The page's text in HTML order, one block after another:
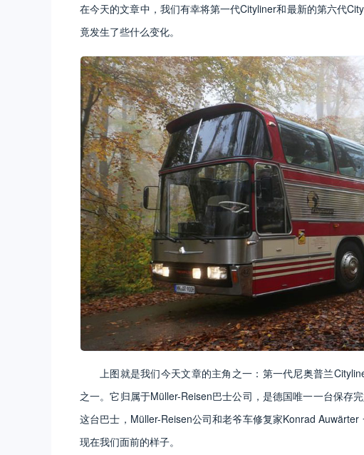
在今天的文章中，我们有幸将第一代Cityliner和最新的第六代
竟发生了些什么变化。
上图就是我们今天文章的主角之一：第一代尼奥普兰
之一。它归属于Müller-Reisen巴士公司，是德国唯一一台保存
这台巴士，Müller-Reisen公司和老爷车修复家Konrad
现在我们面前的样子。